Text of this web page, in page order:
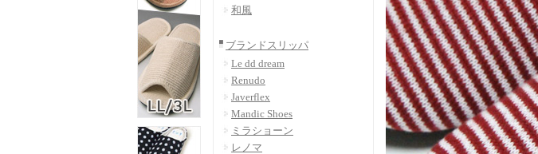
和風
ブランドスリッパ
Le dd dream
Renudo
Javerflex
Mandic Shoes
ミラショーン
レノマ